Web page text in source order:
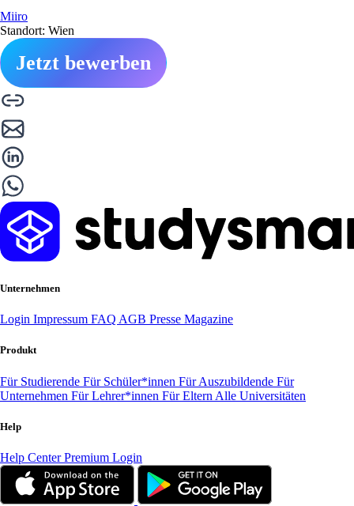
Miiro
Standort: Wien
Jetzt bewerben
Unternehmen
Login Impressum FAQ AGB Presse Magazine
Produkt
Für Studierende Für Schüler*innen Für Auszubildende Für
Unternehmen Für Lehrer*innen Für Eltern Alle Universitäten
Help
Help CenterPremium Login